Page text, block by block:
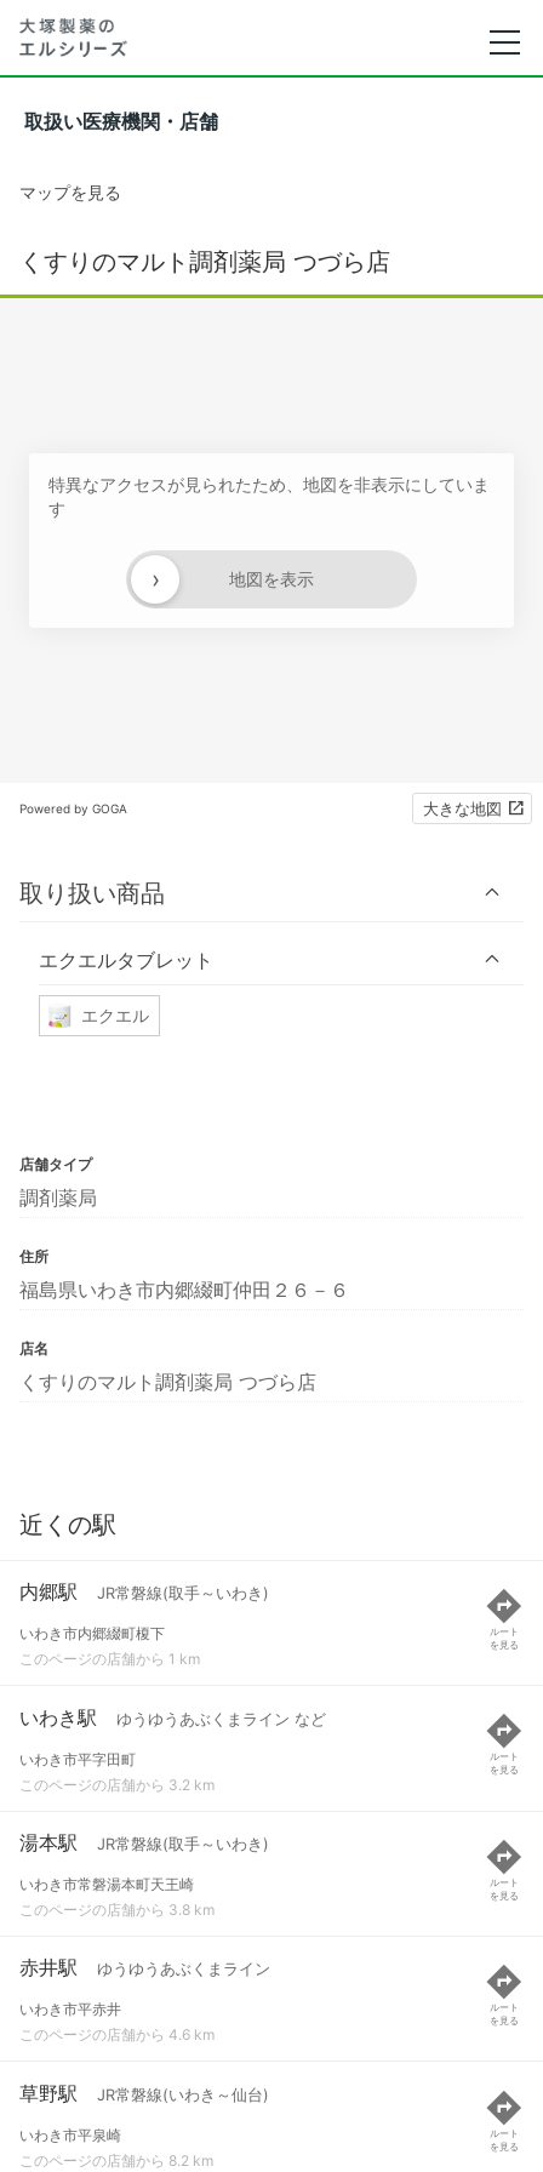
取扱い医療機関・店舗
マップを見る
くすりのマルト調剤薬局 つづら店
特異なアクセスが見られたため、地図を非表示にしていま
す
地図を表示
›
Powered by GOGA 大きな地図
取り扱い商品
エクエルタブレット
エクエル
店舗タイプ
調剤薬局
住所
福島県いわき市内郷綴町仲田２６－６
店名
くすりのマルト調剤薬局 つづら店
近くの駅
内郷駅 JR常磐線(取手～いわき)
いわき市内郷綴町榎下
このページの店舗から 1 km
ルート
を見る
いわき駅 ゆうゆうあぶくまライン など
いわき市平字田町
このページの店舗から 3.2 km
ルート
を見る
湯本駅 JR常磐線(取手～いわき)
いわき市常磐湯本町天王崎
このページの店舗から 3.8 km
ルート
を見る
赤井駅 ゆうゆうあぶくまライン
いわき市平赤井
このページの店舗から 4.6 km
ルート
を見る
草野駅 JR常磐線(いわき～仙台)
いわき市平泉崎
このページの店舗から 8.2 km
ルート
を見る